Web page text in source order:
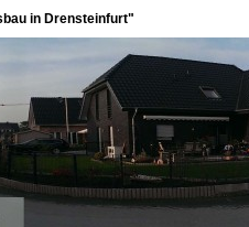
in Drensteinfurt"